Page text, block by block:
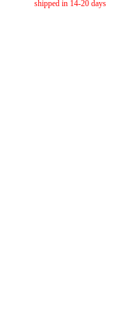
shipped in 14-20 days